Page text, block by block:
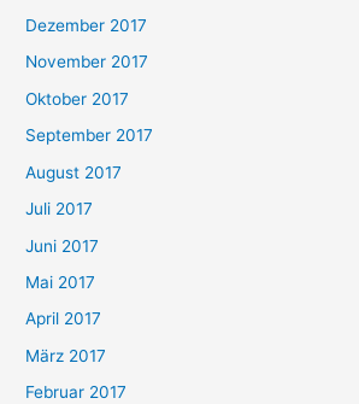
Dezember 2017
November 2017
Oktober 2017
September 2017
August 2017
Juli 2017
Juni 2017
Mai 2017
April 2017
März 2017
Februar 2017